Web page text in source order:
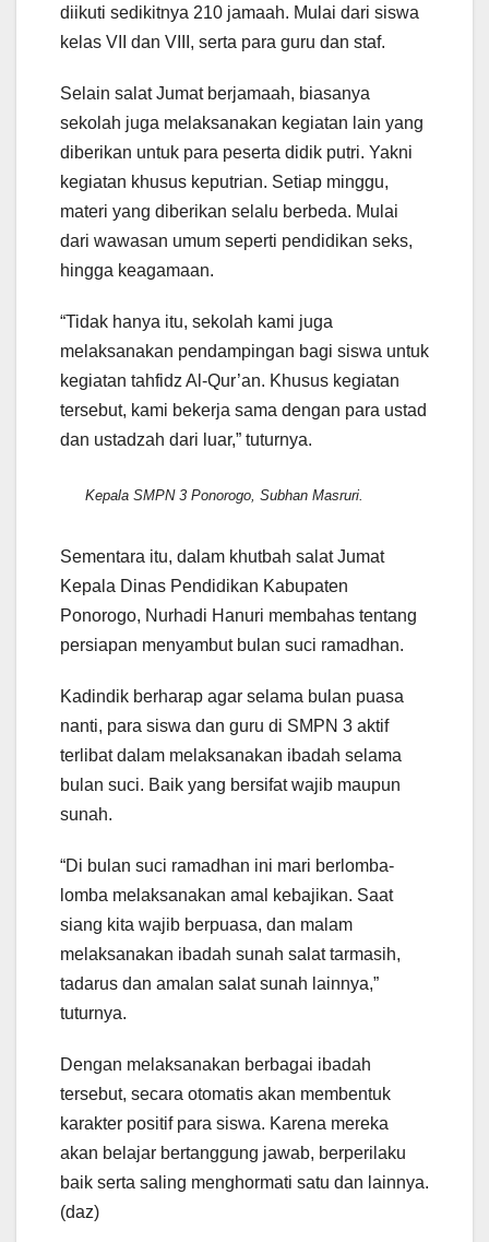
diikuti sedikitnya 210 jamaah. Mulai dari siswa
kelas VII dan VIII, serta para guru dan staf.
Selain salat Jumat berjamaah, biasanya
sekolah juga melaksanakan kegiatan lain yang
diberikan untuk para peserta didik putri. Yakni
kegiatan khusus keputrian. Setiap minggu,
materi yang diberikan selalu berbeda. Mulai
dari wawasan umum seperti pendidikan seks,
hingga keagamaan.
“Tidak hanya itu, sekolah kami juga
melaksanakan pendampingan bagi siswa untuk
kegiatan tahfidz Al-Qur’an. Khusus kegiatan
tersebut, kami bekerja sama dengan para ustad
dan ustadzah dari luar,” tuturnya.
Kepala SMPN 3 Ponorogo, Subhan Masruri.
Sementara itu, dalam khutbah salat Jumat
Kepala Dinas Pendidikan Kabupaten
Ponorogo, Nurhadi Hanuri membahas tentang
persiapan menyambut bulan suci ramadhan.
Kadindik berharap agar selama bulan puasa
nanti, para siswa dan guru di SMPN 3 aktif
terlibat dalam melaksanakan ibadah selama
bulan suci. Baik yang bersifat wajib maupun
sunah.
“Di bulan suci ramadhan ini mari berlomba-
lomba melaksanakan amal kebajikan. Saat
siang kita wajib berpuasa, dan malam
melaksanakan ibadah sunah salat tarmasih,
tadarus dan amalan salat sunah lainnya,”
tuturnya.
Dengan melaksanakan berbagai ibadah
tersebut, secara otomatis akan membentuk
karakter positif para siswa. Karena mereka
akan belajar bertanggung jawab, berperilaku
baik serta saling menghormati satu dan lainnya.
(daz)